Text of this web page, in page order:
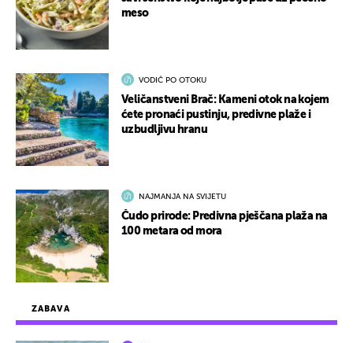
ZABAVA
meso
VODIČ PO OTOKU
Veličanstveni Brač: Kameni otok na kojem
ćete pronaći pustinju, predivne plaže i
uzbudljivu hranu
NAJMANJA NA SVIJETU
Čudo prirode: Predivna pješčana plaža na
100 metara od mora